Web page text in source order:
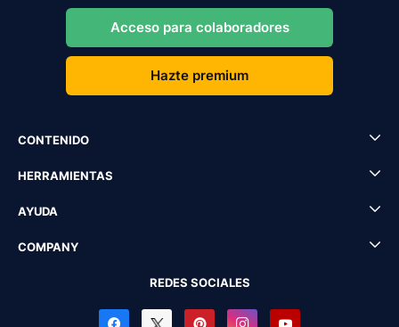
Acceso para colaboradores
Hazte premium
CONTENIDO
HERRAMIENTAS
AYUDA
COMPANY
REDES SOCIALES